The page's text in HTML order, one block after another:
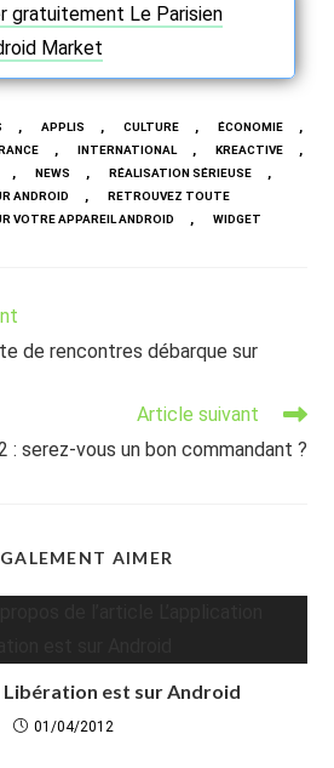
gratuitement Le Parisien
Market
, APPLIS , CULTURE , ÉCONOMIE ,
, INTERNATIONAL , KREACTIVE ,
, NEWS , RÉALISATION SÉRIEUSE ,
ANDROID ,
RETROUVEZ TOUTE
VOTRE APPAREIL ANDROID
, WIDGET
de rencontres débarque sur
Article suivant
: serez-vous un bon commandant ?
AIMER
Libération est sur Android
01/04/2012